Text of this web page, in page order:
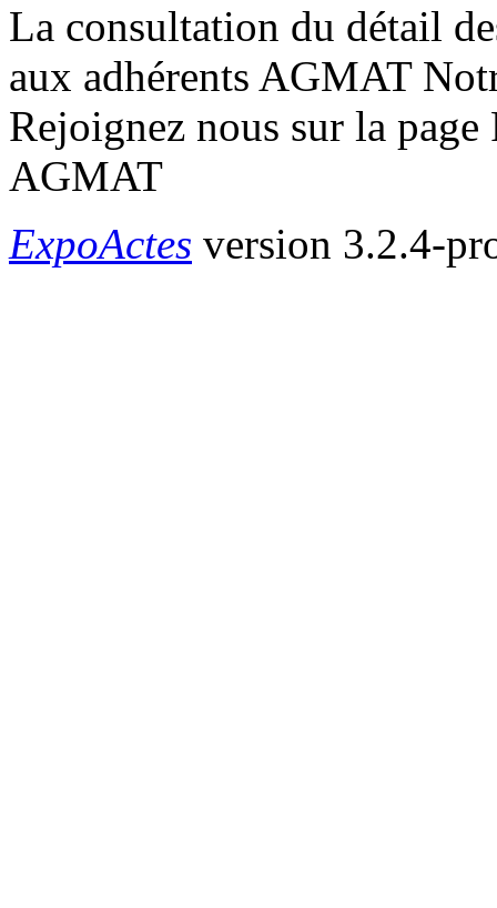
La consultation du détail
aux adhérents AGMAT
Rejoignez nous sur la
AGMAT
ExpoActes version 3.2.4-